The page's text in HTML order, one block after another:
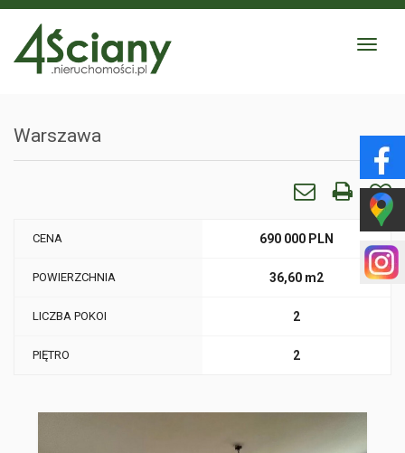
Toggle
Warszawa
CENA 690 000 PLN
POWIERZCHNIA 36,60 m2
LICZBA POKOI 2
PIĘTRO 2